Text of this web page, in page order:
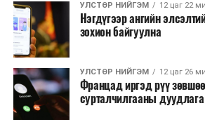
Хуулиар заавал
контент, хэвлэлийн зардал;
Заавал олгохоос бусад
Санхүүгийн хэмнэлтийн
арванхоёрдугаар сарын 31
эрүүл мэндийн салбар уг
УЛСТӨР НИЙГЭМ 12 цаг 22
Нэгдүгээр ангийн
зохион байгуулна
УЛСТӨР НИЙГЭМ 12 цаг 26
Францад иргэд рүү
сурталчилгааны дуудлага